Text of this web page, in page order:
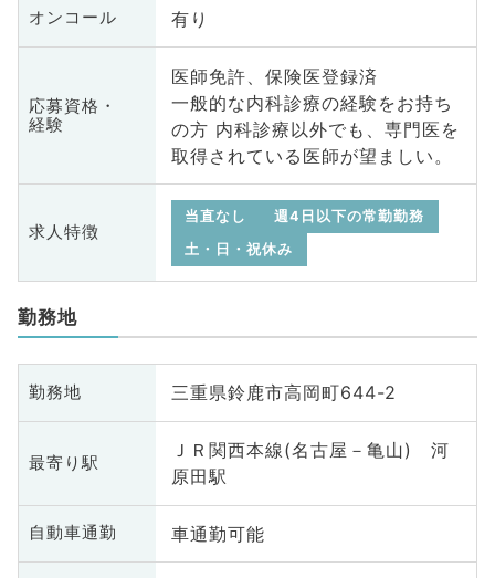
オンコール 有り
応募資格・
経験
医師免許、保険医登録済
一般的な内科診療の経験をお持ち
の方 内科診療以外でも、専門医を
取得されている医師が望ましい。
求人特徴
当直なし
週4日以下の常勤勤務
土・日・祝休み
勤務地
勤務地 三重県鈴鹿市高岡町644-2
最寄り駅
ＪＲ関西本線(名古屋－亀山) 河
原田駅
自動車通勤 車通勤可能